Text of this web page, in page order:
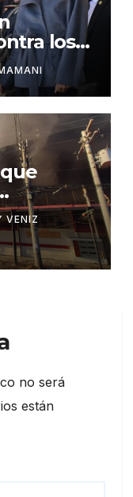
los
VENIZ
no será
están